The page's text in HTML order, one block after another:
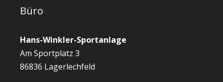
Büro
Hans-Winkler-Sportanlage
Am Sportplatz 3
86836 Lagerlechfeld